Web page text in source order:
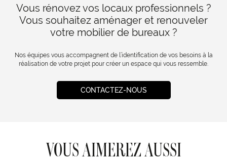
Vous rénovez vos locaux professionnels ?
Vous souhaitez aménager et renouveler
votre mobilier de bureaux ?
Nos équipes vous accompagnent de l’identification de vos besoins à la
réalisation de votre projet pour créer un espace qui vous ressemble.
CONTACTEZ-NOUS
VOUS AIMEREZ AUSSI